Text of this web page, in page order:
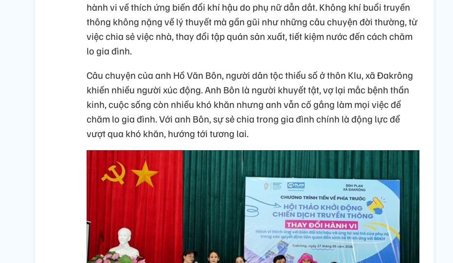
hành vi về thích ứng biến đổi khí hậu do phụ nữ dẫn dắt. Không khí buổi truyền
thông không nặng về lý thuyết mà gần gũi như những câu chuyện đời thường, từ
việc chia sẻ việc nhà, thay đổi tập quán sản xuất, tiết kiệm nước đến cách chăm
lo gia đình.
Câu chuyện của anh Hồ Văn Bôn, người dân tộc thiểu số ở thôn Klu, xã Đakrông
khiến nhiều người xúc động. Anh Bôn là người khuyết tật, vợ lại mắc bệnh thần
kinh, cuộc sống còn nhiều khó khăn nhưng anh vẫn cố gắng làm mọi việc để
chăm lo gia đình. Với anh Bôn, sự sẻ chia trong gia đình chính là động lực để
vượt qua khó khăn, hướng tới tương lai.